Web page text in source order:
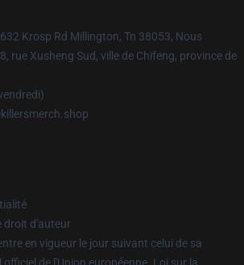
Krosp Rd Millington, Tn 38053, Nous
rue Xusheng Sud, ville de Chifeng, province de
droit d'auteur
en vigueur le jour suivant celui de sa